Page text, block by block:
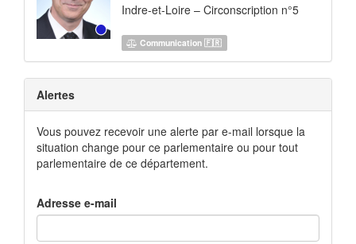
Indre-et-Loire – Circonscription n°5
Communication 🇫🇷
Alertes
Vous pouvez recevoir une alerte par e-mail lorsque la
situation change pour ce parlementaire ou pour tout
parlementaire de ce département.
Adresse e-mail